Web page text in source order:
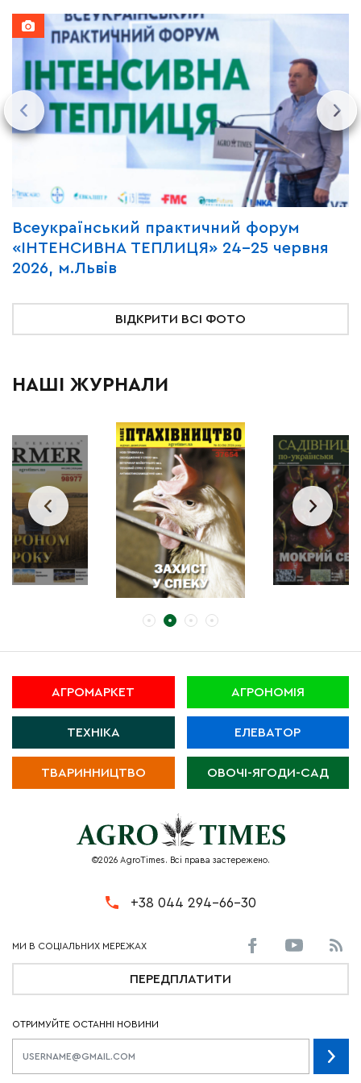
Всеукраїнський практичний форум
«ІНТЕНСИВНА ТЕПЛИЦЯ» 24-25 червня
2026, м.Львів
ВІДКРИТИ ВСІ ФОТО
НАШІ ЖУРНАЛИ
АГРОМАРКЕТ АГРОНОМІЯ
ТЕХНІКА ЕЛЕВАТОР
ТВАРИННИЦТВО ОВОЧІ-ЯГОДИ-САД
©2026 AgroTimes. Всі права застережено.
+38 044 294-66-30
ПЕРЕДПЛАТИТИ
ОТРИМУЙТЕ ОСТАННІ НОВИНИ